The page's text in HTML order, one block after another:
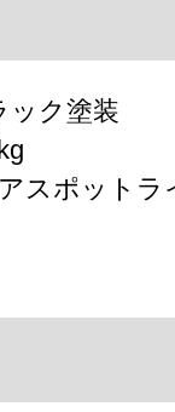
ック塗装
スポット